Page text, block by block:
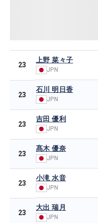
23
上野 菜々子
JPN
23
石川 明日香
JPN
23
吉田 優利
JPN
23
髙木 優奈
JPN
23
小滝 水音
JPN
23
大出 瑞月
JPN